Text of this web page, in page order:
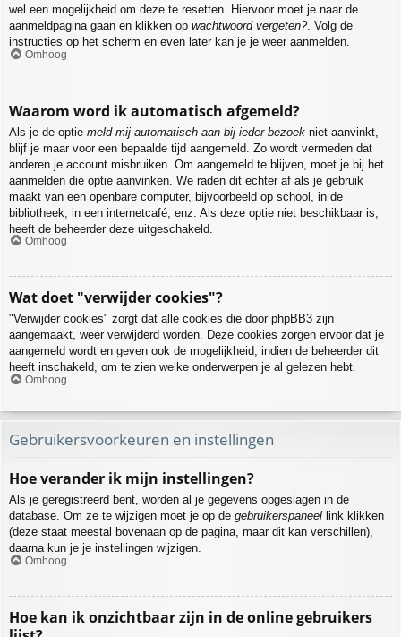
wel een mogelijkheid om deze te resetten. Hiervoor moet je naar de
aanmeldpagina gaan en klikken op wachtwoord vergeten?. Volg de
instructies op het scherm en even later kan je je weer aanmelden.
Omhoog
Waarom word ik automatisch afgemeld?
Als je de optie meld mij automatisch aan bij ieder bezoek niet aanvinkt,
blijf je maar voor een bepaalde tijd aangemeld. Zo wordt vermeden dat
anderen je account misbruiken. Om aangemeld te blijven, moet je bij het
aanmelden die optie aanvinken. We raden dit echter af als je gebruik
maakt van een openbare computer, bijvoorbeeld op school, in de
bibliotheek, in een internetcafé, enz. Als deze optie niet beschikbaar is,
heeft de beheerder deze uitgeschakeld.
Omhoog
Wat doet "verwijder cookies"?
"Verwijder cookies" zorgt dat alle cookies die door phpBB3 zijn
aangemaakt, weer verwijderd worden. Deze cookies zorgen ervoor dat je
aangemeld wordt en geven ook de mogelijkheid, indien de beheerder dit
heeft inschakeld, om te zien welke onderwerpen je al gelezen hebt.
Omhoog
Gebruikersvoorkeuren en instellingen
Hoe verander ik mijn instellingen?
Als je geregistreerd bent, worden al je gegevens opgeslagen in de
database. Om ze te wijzigen moet je op de gebruikerspaneel link klikken
(deze staat meestal bovenaan op de pagina, maar dit kan verschillen),
daarna kun je je instellingen wijzigen.
Omhoog
Hoe kan ik onzichtbaar zijn in de online gebruikers